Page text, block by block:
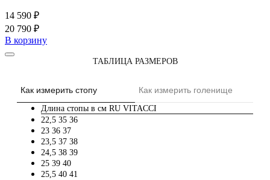
14 590 ₽
20 790 ₽
В корзину
ТАБЛИЦА РАЗМЕРОВ
Как измерить стопу Как измерить голенище
Длина стопы в см RU VITACCI
22,5 35 36
23 36 37
23,5 37 38
24,5 38 39
25 39 40
25,5 40 41